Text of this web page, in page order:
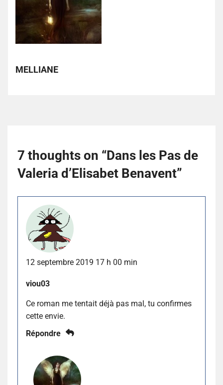
MELLIANE
7 thoughts on “Dans les Pas de
Valeria d’Elisabet Benavent”
12 septembre 2019 17 h 00 min
viou03
Ce roman me tentait déjà pas mal, tu confirmes
cette envie.
Répondre